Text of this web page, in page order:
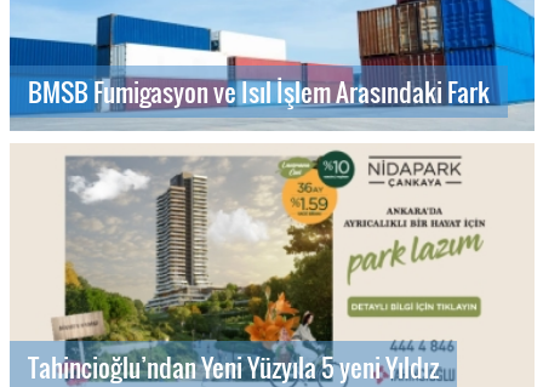
BMSB Fumigasyon ve Isıl İşlem Arasındaki Fark
Tahincioğlu’ndan Yeni Yüzyıla 5 yeni Yıldız